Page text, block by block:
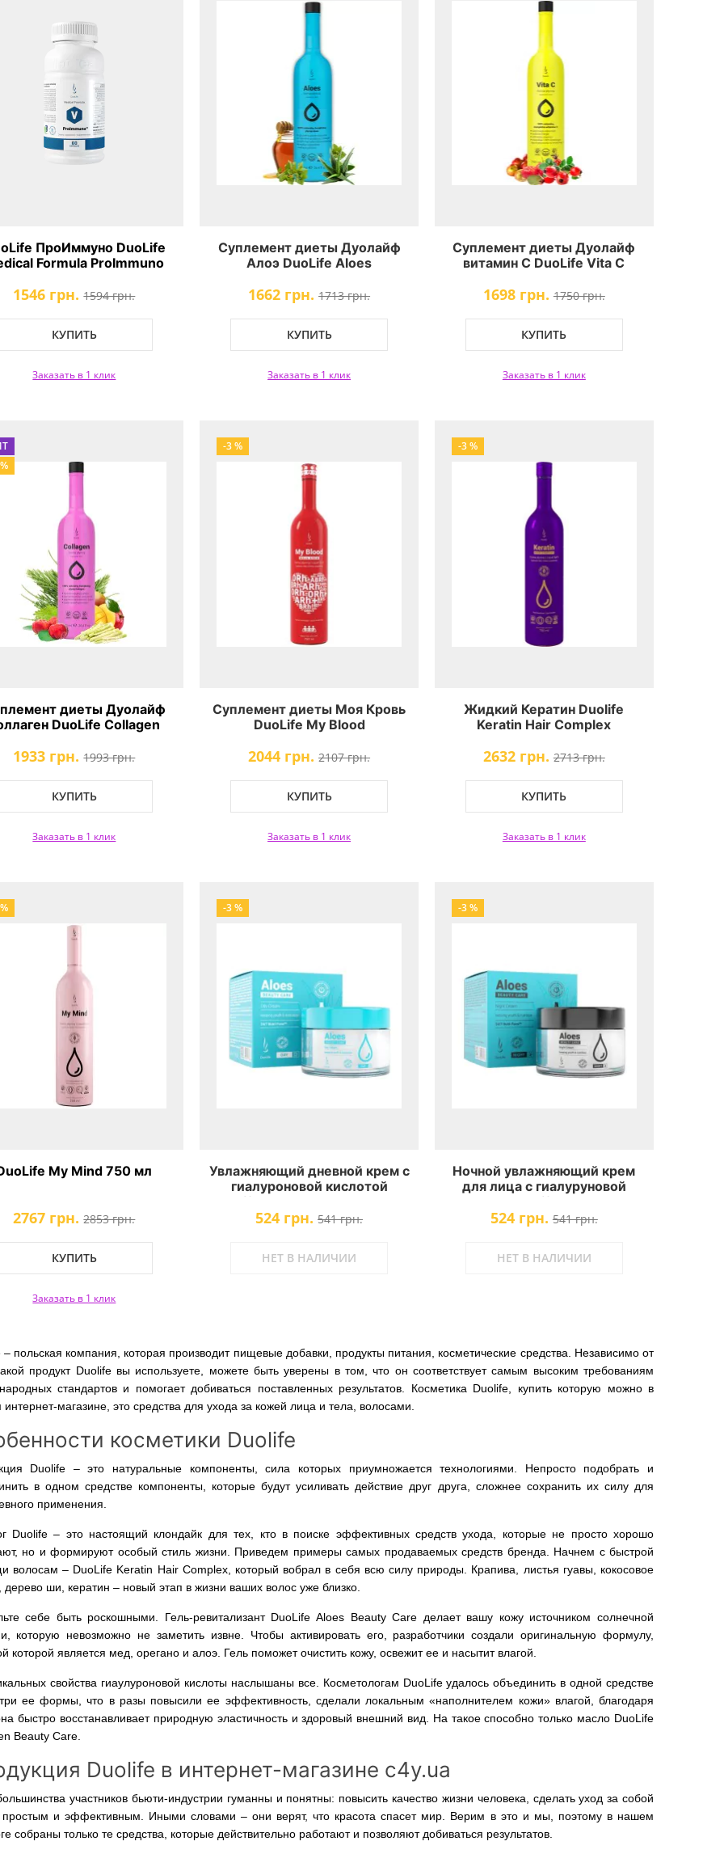
ПроИммуно DuoLife
Formula ProImmuno
1546 грн. 1594 грн.
КУПИТЬ
Заказать в 1 клик
Суплемент диеты Дуолайф
Алоэ DuoLife Aloes
1662 грн. 1713 грн.
КУПИТЬ
Заказать в 1 клик
Суплемент диеты Дуолайф
витамин С DuoLife Vita C
1698 грн. 1750 грн.
КУПИТЬ
Заказать в 1 клик
диеты Дуолайф
DuoLife Collagen
1933 грн. 1993 грн.
КУПИТЬ
Заказать в 1 клик
-3 %
Суплемент диеты Моя Кровь
DuoLife My Blood
2044 грн. 2107 грн.
КУПИТЬ
Заказать в 1 клик
-3 %
Жидкий Кератин Duolife
Keratin Hair Complex
2632 грн. 2713 грн.
КУПИТЬ
Заказать в 1 клик
My Mind 750 мл
2767 грн. 2853 грн.
КУПИТЬ
Заказать в 1 клик
-3 %
Увлажняющий дневной крем с
гиалуроновой кислотой
DuoLife Beauty Care Aloes Day
Cream
524 грн. 541 грн.
НЕТ В НАЛИЧИИ
-3 %
Ночной увлажняющий крем
для лица с гиалуруновой
кислотой DuoLife Aloes Beauty
Care Night Cream
524 грн. 541 грн.
НЕТ В НАЛИЧИИ
– польская компания, которая производит пищевые добавки, продукты питания, косметические средства. Независимо от
продукт Duolife вы используете, можете быть уверены в том, что он соответствует самым высоким требованиям
стандартов и помогает добиваться поставленных результатов. Косметика Duolife, купить которую можно в
магазине, это средства для ухода за кожей лица и тела, волосами.
косметики Duolife
Duolife – это натуральные компоненты, сила которых приумножается технологиями. Непросто подобрать и
в одном средстве компоненты, которые будут усиливать действие друг друга, сложнее сохранить их силу для
применения.
Duolife – это настоящий клондайк для тех, кто в поиске эффективных средств ухода, которые не просто хорошо
но и формируют особый стиль жизни. Приведем примеры самых продаваемых средств бренда. Начнем с быстрой
волосам – DuoLife Keratin Hair Complex, который вобрал в себя всю силу природы. Крапива, листья гуавы, кокосовое
ши, кератин – новый этап в жизни ваших волос уже близко.
себе быть роскошными. Гель-ревитализант DuoLife Aloes Beauty Care делает вашу кожу источником солнечной
которую невозможно не заметить извне. Чтобы активировать его, разработчики создали оригинальную формулу,
которой является мед, орегано и алоэ. Гель поможет очистить кожу, освежит ее и насытит влагой.
свойства гиаулуроновой кислоты наслышаны все. Косметологам DuoLife удалось объединить в одной средстве
ее формы, что в разы повысили ее эффективность, сделали локальным «наполнителем кожи» влагой, благодаря
быстро восстанавливает природную эластичность и здоровый внешний вид. На такое способно только масло DuoLife
Beauty Care.
Duolife в интернет-магазине c4y.ua
участников бьюти-индустрии гуманны и понятны: повысить качество жизни человека, сделать уход за собой
и эффективным. Иными словами – они верят, что красота спасет мир. Верим в это и мы, поэтому в нашем
собраны только те средства, которые действительно работают и позволяют добиваться результатов.